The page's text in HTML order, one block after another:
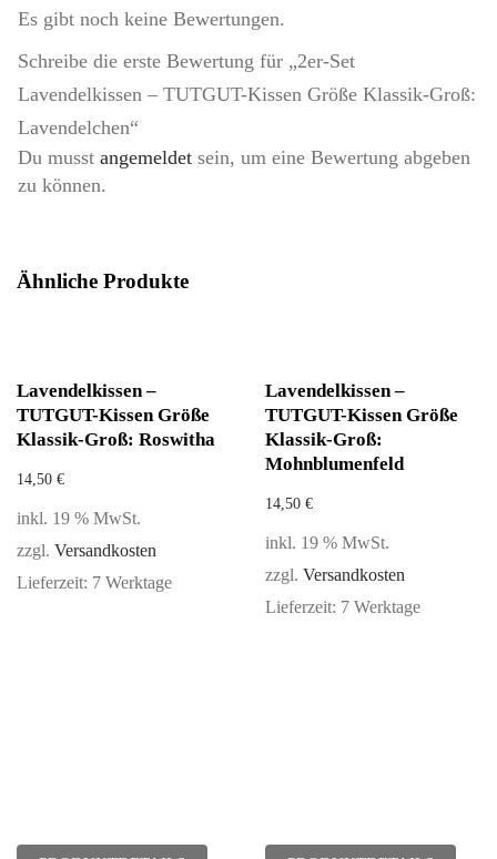
Es gibt noch keine Bewertungen.
Schreibe die erste Bewertung für „2er-Set
Lavendelkissen – TUTGUT-Kissen Größe Klassik-Groß:
Lavendelchen“
Du musst angemeldet sein, um eine Bewertung abgeben
zu können.
Ähnliche Produkte
Lavendelkissen –
TUTGUT-Kissen Größe
Klassik-Groß: Roswitha
14,50 €
inkl. 19 % MwSt.
zzgl. Versandkosten
Lieferzeit: 7 Werktage
Lavendelkissen –
TUTGUT-Kissen Größe
Klassik-Groß:
Mohnblumenfeld
14,50 €
inkl. 19 % MwSt.
zzgl. Versandkosten
Lieferzeit: 7 Werktage